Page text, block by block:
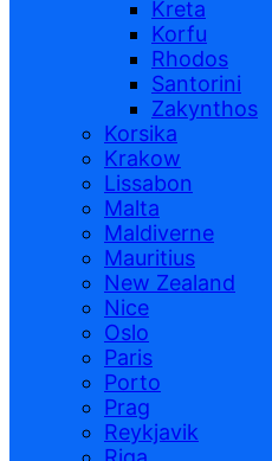
Kreta
Korfu
Rhodos
Santorini
Zakynthos
Korsika
Krakow
Lissabon
Malta
Maldiverne
Mauritius
New Zealand
Nice
Oslo
Paris
Porto
Prag
Reykjavik